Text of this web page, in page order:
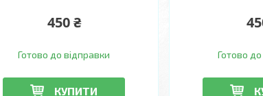
450 ₴
Готово до відправки
КУПИТИ
Готово